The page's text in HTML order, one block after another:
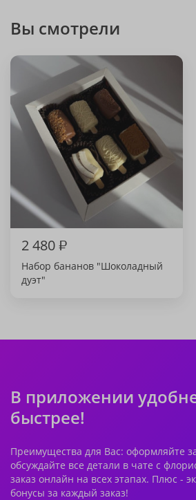
Вы смотрели
2 480₽
Набор бананов "Шоколадный
дуэт"
В приложении
быстрее!
Преимущества для Вас: оформляйте
обсуждайте все детали в чате с
заказ онлайн на всех этапах. Плюс -
бонусы за каждый заказ!